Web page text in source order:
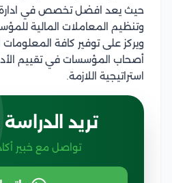
حيث يعد افضل تخصص في ادارة
وتنظيم المعاملات المالية
ويركز على توفير كافة المعلومات
أصحاب المؤسسات في تقييم
استراتيجية اللازمة.
تريد الدراسة
تواصل مع خبير